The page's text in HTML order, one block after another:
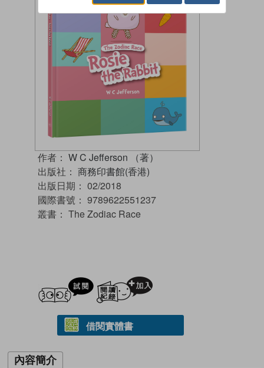
作者： W C Jefferson （著）
出版社： 商務印書館(香港)
出版日期： 02/2018
國際書號： 9789622551237
叢書： The Zodiac Race
試閲
借閱實體書
內容簡介